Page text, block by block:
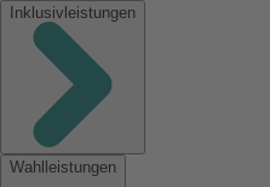
Inklusivleistungen
Wahlleistungen